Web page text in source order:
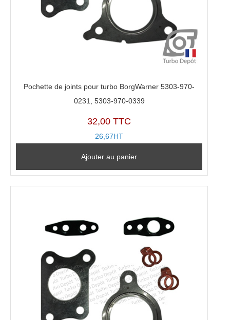
Pochette de joints pour turbo BorgWarner 5303-970-
0231, 5303-970-0339
32,00 TTC
26,67HT
Ajouter au panier